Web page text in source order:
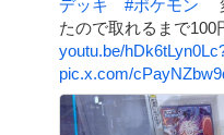
デッキ
#ポケモン
たので取れるまで100
youtu.be/
pic.x.com/